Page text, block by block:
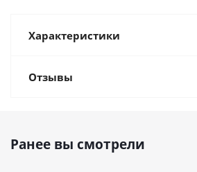
Характеристики
Отзывы
Ранее вы смотрели